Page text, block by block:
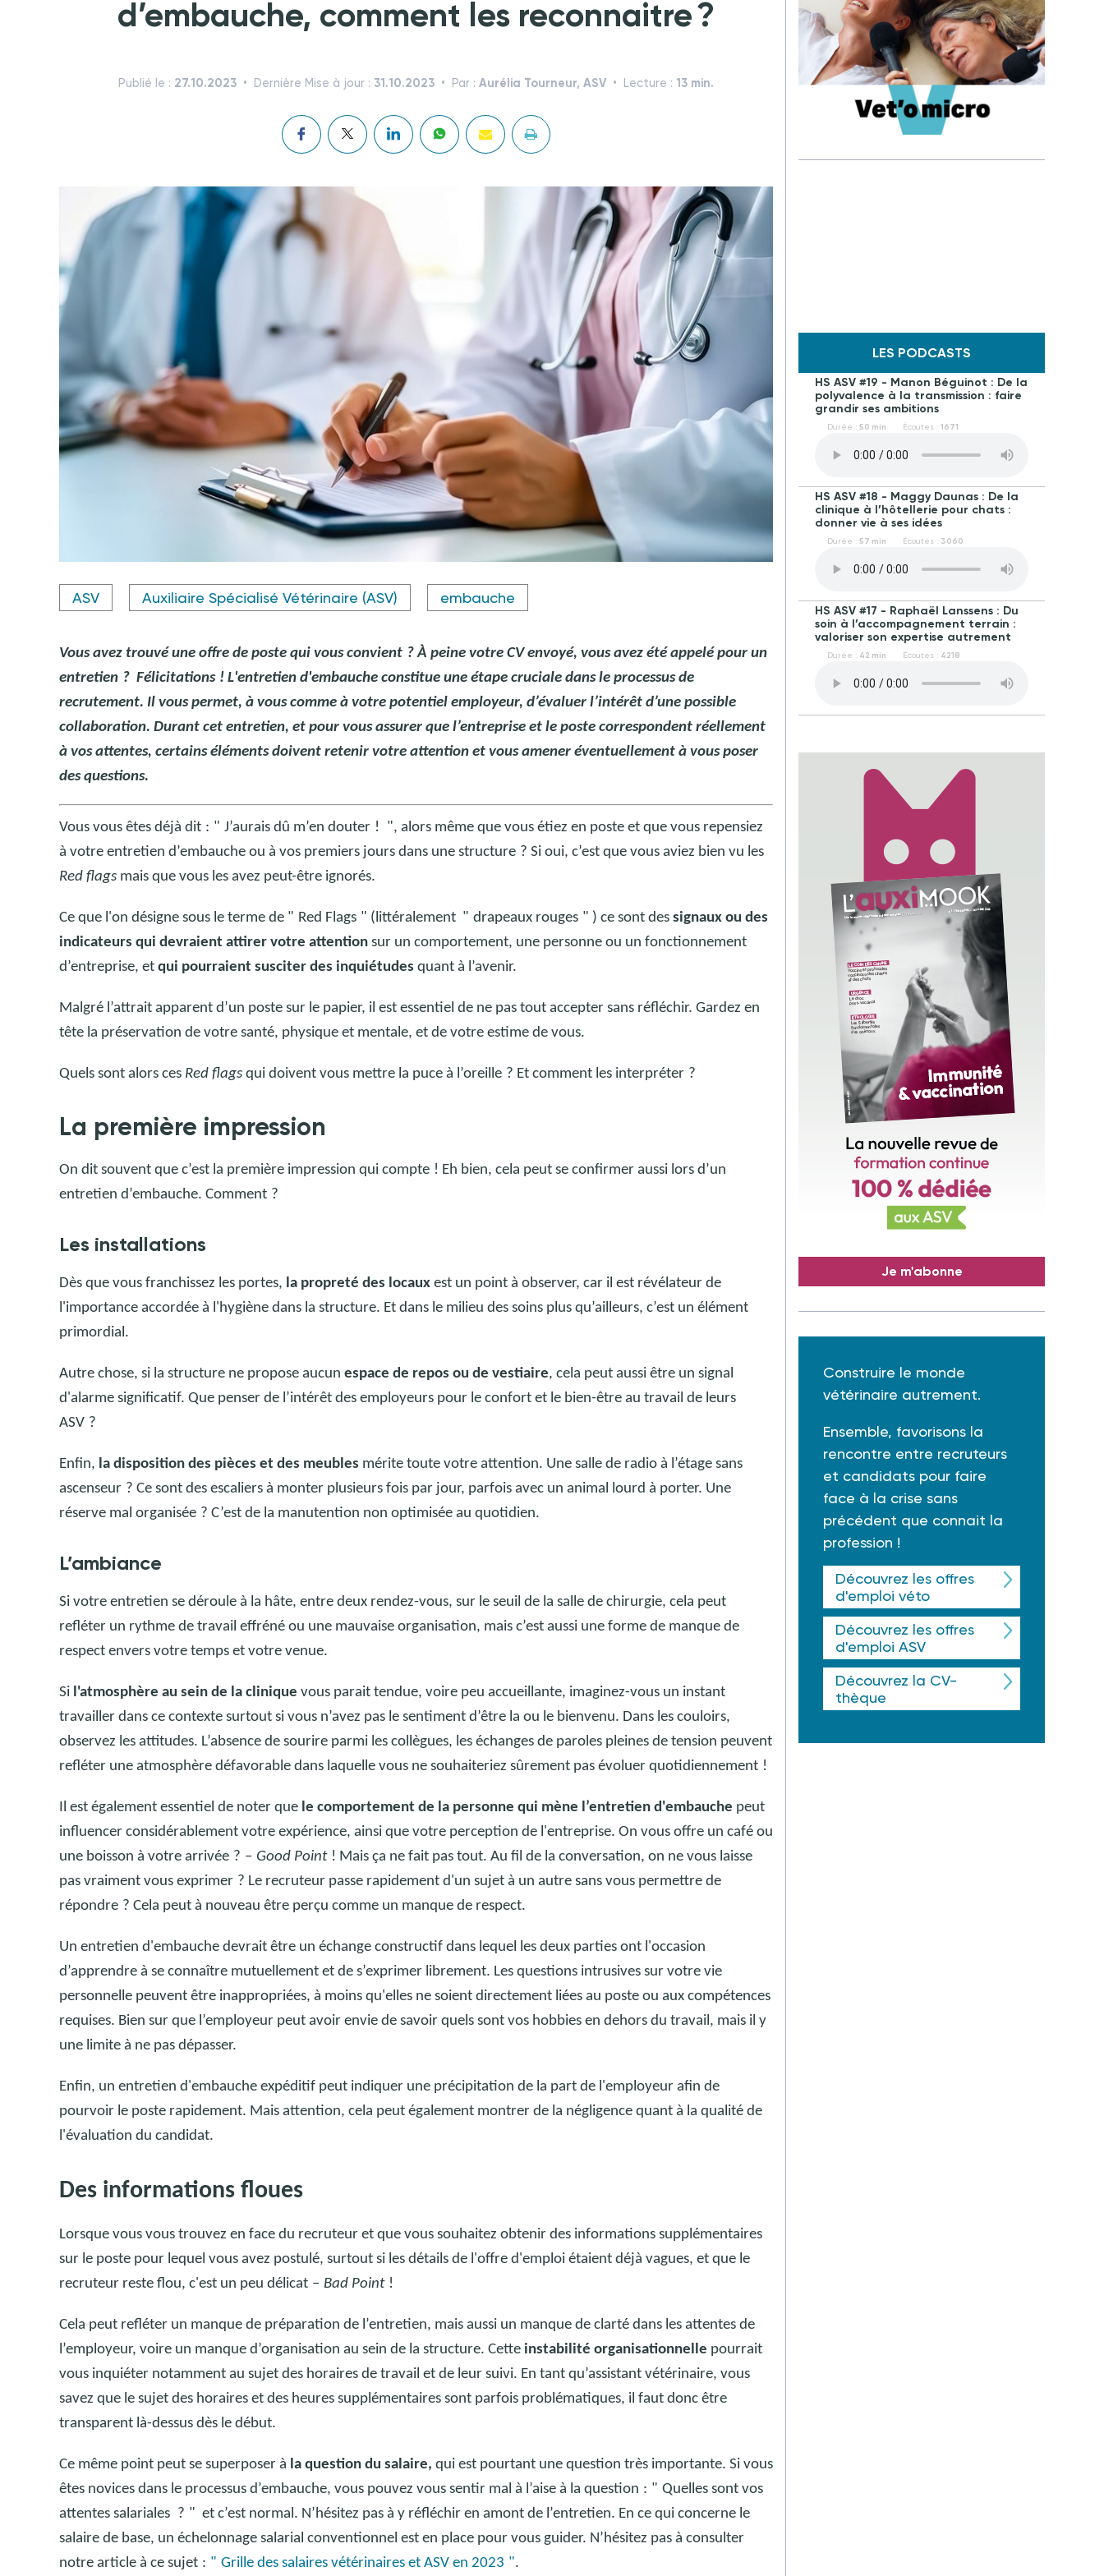
d’embauche, comment les reconnaitre ?
Publié le : 27.10.2023 Dernière Mise à jour : 31.10.2023 Par : Aurélia Tourneur, ASV Lecture : 13 min.
Crédit photo @ Oleksandr - stock.adobe.com
ASV Auxiliaire Spécialisé Vétérinaire (ASV) embauche
Vous avez trouvé une offre de poste qui vous convient ? À peine votre CV envoyé, vous avez été appelé pour un
entretien ? Félicitations ! L'entretien d'embauche constitue une étape cruciale dans le processus de
recrutement. Il vous permet, à vous comme à votre potentiel employeur, d’évaluer l’intérêt d’une possible
collaboration. Durant cet entretien, et pour vous assurer que l’entreprise et le poste correspondent réellement
à vos attentes, certains éléments doivent retenir votre attention et vous amener éventuellement à vous poser
des questions.
Vous vous êtes déjà dit : " J’aurais dû m’en douter !
", alors même que vous étiez en poste et que vous repensiez
à votre entretien d’embauche ou à vos premiers jours dans une structure ? Si oui, c’est que vous aviez bien vu les
Red flags mais que vous les avez peut-être ignorés.
Ce que l'on désigne sous le terme de " Red Flags " (littéralement " drapeaux rouges " ) ce sont des signaux ou des
indicateurs qui devraient attirer votre attention sur un comportement, une personne ou un fonctionnement
d’entreprise, et qui pourraient susciter des inquiétudes quant à l’avenir.
Malgré l’attrait apparent d’un poste sur le papier, il est essentiel de ne pas tout accepter sans réfléchir. Gardez en
tête la préservation de votre santé, physique et mentale, et de votre estime de vous.
Quels sont alors ces Red flags qui doivent vous mettre la puce à l’oreille ? Et comment les interpréter ?
La première impression
On dit souvent que c’est la première impression qui compte ! Eh bien, cela peut se confirmer aussi lors d’un
entretien d’embauche. Comment ?
Les installations
Dès que vous franchissez les portes, la propreté des locaux est un point à observer, car il est révélateur de
l'importance accordée à l'hygiène dans la structure. Et dans le milieu des soins plus qu’ailleurs, c’est un élément
primordial.
Autre chose, si la structure ne propose aucun espace de repos ou de vestiaire, cela peut aussi être un signal
d'alarme significatif. Que penser de l’intérêt des employeurs pour le confort et le bien-être au travail de leurs
ASV ?
Enfin, la disposition des pièces et des meubles mérite toute votre attention. Une salle de radio à l’étage sans
ascenseur ? Ce sont des escaliers à monter plusieurs fois par jour, parfois avec un animal lourd à porter. Une
réserve mal organisée ? C’est de la manutention non optimisée au quotidien.
L’ambiance
Si votre entretien se déroule à la hâte, entre deux rendez-vous, sur le seuil de la salle de chirurgie, cela peut
refléter un rythme de travail effréné ou une mauvaise organisation, mais c’est aussi une forme de manque de
respect envers votre temps et votre venue.
Si l'atmosphère au sein de la clinique vous parait tendue, voire peu accueillante, imaginez-vous un instant
travailler dans ce contexte surtout si vous n’avez pas le sentiment d’être la ou le bienvenu. Dans les couloirs,
observez les attitudes. L’absence de sourire parmi les collègues, les échanges de paroles pleines de tension peuvent
refléter une atmosphère défavorable dans laquelle vous ne souhaiteriez sûrement pas évoluer quotidiennement !
Il est également essentiel de noter que le comportement de la personne qui mène l’entretien d'embauche peut
influencer considérablement votre expérience, ainsi que votre perception de l'entreprise. On vous offre un café ou
une boisson à votre arrivée ? – Good Point ! Mais ça ne fait pas tout. Au fil de la conversation, on ne vous laisse
pas vraiment vous exprimer ? Le recruteur passe rapidement d'un sujet à un autre sans vous permettre de
répondre ? Cela peut à nouveau être perçu comme un manque de respect.
Un entretien d'embauche devrait être un échange constructif dans lequel les deux parties ont l'occasion
d’apprendre à se connaître mutuellement et de s’exprimer librement. Les questions intrusives sur votre vie
personnelle peuvent être inappropriées, à moins qu'elles ne soient directement liées au poste ou aux compétences
requises. Bien sur que l’employeur peut avoir envie de savoir quels sont vos hobbies en dehors du travail, mais il y
une limite à ne pas dépasser.
Enfin, un entretien d'embauche expéditif peut indiquer une précipitation de la part de l'employeur afin de
pourvoir le poste rapidement. Mais attention, cela peut également montrer de la négligence quant à la qualité de
l'évaluation du candidat.
Des informations floues
Lorsque vous vous trouvez en face du recruteur et que vous souhaitez obtenir des informations supplémentaires
sur le poste pour lequel vous avez postulé, surtout si les détails de l'offre d'emploi étaient déjà vagues, et que le
recruteur reste flou, c'est un peu délicat – Bad Point !
Cela peut refléter un manque de préparation de l’entretien, mais aussi un manque de clarté dans les attentes de
l’employeur, voire un manque d’organisation au sein de la structure. Cette instabilité organisationnelle pourrait
vous inquiéter notamment au sujet des horaires de travail et de leur suivi. En tant qu’assistant vétérinaire, vous
savez que le sujet des horaires et des heures supplémentaires sont parfois problématiques, il faut donc être
transparent là-dessus dès le début.
Ce même point peut se superposer à la question du salaire, qui est pourtant une question très importante. Si vous
êtes novices dans le processus d’embauche, vous pouvez vous sentir mal à l’aise à la question : " Quelles sont vos
attentes salariales ? " et c’est normal. N’hésitez pas à y réfléchir en amont de l’entretien. En ce qui concerne le
salaire de base, un échelonnage salarial conventionnel est en place pour vous guider. N’hésitez pas à consulter
notre article à ce sujet : " Grille des salaires vétérinaires et ASV en 2023 ".
LES PODCASTS
HS ASV #19 - Manon Béguinot : De la
polyvalence à la transmission : faire
grandir ses ambitions
Durée : 50 min Écoutes : 1671
HS ASV #18 - Maggy Daunas : De la
clinique à l’hôtellerie pour chats :
donner vie à ses idées
Durée : 57 min Écoutes : 3060
HS ASV #17 - Raphaël Lanssens : Du
soin à l’accompagnement terrain :
valoriser son expertise autrement
Durée : 42 min Écoutes : 4218
Je m'abonne
Construire le monde
vétérinaire autrement.
Ensemble, favorisons la
rencontre entre recruteurs
et candidats pour faire
face à la crise sans
précédent que connait la
profession !
Découvrez les offres
d'emploi véto
Découvrez les offres
d'emploi ASV
Découvrez la CV-
thèque